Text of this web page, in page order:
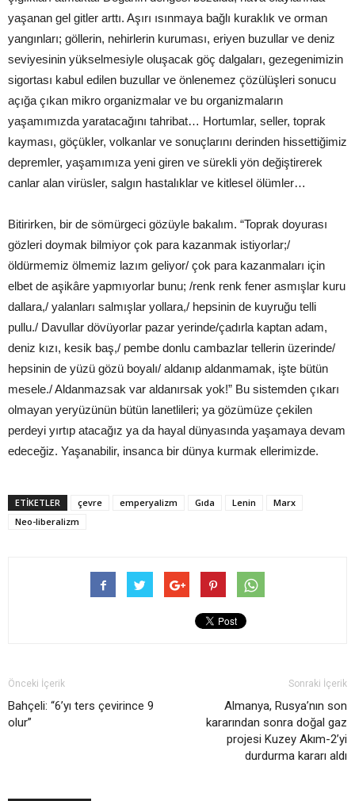
yaşanan gel gitler arttı. Aşırı ısınmaya bağlı kuraklık ve orman
yangınları; göllerin, nehirlerin kuruması, eriyen buzullar ve deniz
seviyesinin yükselmesiyle oluşacak göç dalgaları, gezegenimizin
sigortası kabul edilen buzullar ve önlenemez çözülüşleri sonucu
açığa çıkan mikro organizmalar ve bu organizmaların
yaşamımızda yaratacağını tahribat… Hortumlar, seller, toprak
kayması, göçükler, volkanlar ve sonuçlarını derinden hissettiğimiz
depremler, yaşamımıza yeni giren ve sürekli yön değiştirerek
canlar alan virüsler, salgın hastalıklar ve kitlesel ölümler…
Bitirirken, bir de sömürgeci gözüyle bakalım. “Toprak doyurası
gözleri doymak bilmiyor çok para kazanmak istiyorlar;/
öldürmemiz ölmemiz lazım geliyor/ çok para kazanmaları için
elbet de aşikâre yapmıyorlar bunu; /renk renk fener asmışlar kuru
dallara,/ yalanları salmışlar yollara,/ hepsinin de kuyruğu telli
pullu./ Davullar dövüyorlar pazar yerinde/çadırla kaptan adam,
deniz kızı, kesik baş,/ pembe donlu cambazlar tellerin üzerinde/
hepsinin de yüzü gözü boyalı/ aldanıp aldanmamak, işte bütün
mesele./ Aldanmazsak var aldanırsak yok!” Bu sistemden çıkarı
olmayan yeryüzünün bütün lanetlileri; ya gözümüze çekilen
perdeyi yırtıp atacağız ya da hayal dünyasında yaşamaya devam
edeceğiz. Yaşanabilir, insanca bir dünya kurmak ellerimizde.
ETIKETLER çevre emperyalizm Gıda Lenin
Marx
Neo-liberalizm
Önceki İçerik
Bahçeli: “6’yı ters çevirince 9
olur”
Sonraki İçerik
Almanya, Rusya’nın son
kararından sonra doğal gaz
projesi Kuzey Akım-2’yi
durdurma kararı aldı